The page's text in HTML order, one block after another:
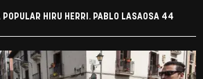
POPULAR HIRU HERRI. PABLO LASAOSA 44